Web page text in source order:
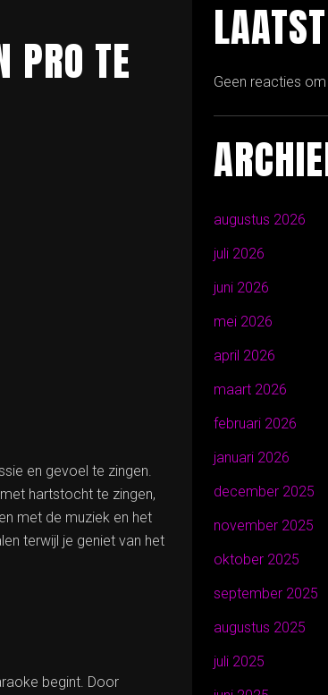
TE
en gevoel te zingen.
hartstocht te zingen,
met de muziek en het
terwijl je geniet van het
begint. Door
Geen reacties
augustus 2026
juli 2026
juni 2026
mei 2026
april 2026
maart 2026
februari 2026
januari 2026
december 2025
november 2025
oktober 2025
september 2025
augustus 2025
juli 2025